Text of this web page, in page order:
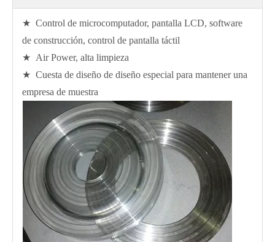
★ Control de microcomputador, pantalla LCD, software
de construcción, control de pantalla táctil
★ Air Power, alta limpieza
★ Cuesta de diseño de diseño especial para mantener una
empresa de muestra